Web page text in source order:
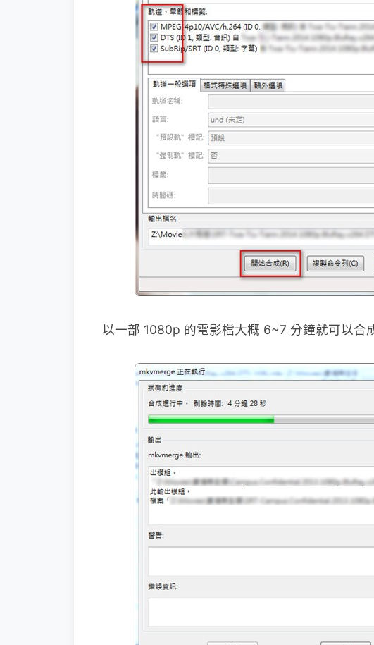
以一部 1080p 的電影檔大概 6~7 分鐘就可以合